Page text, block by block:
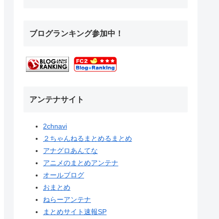
ブログランキング参加中！
アンテナサイト
2chnavi
２ちゃんねるまとめるまとめ
アナグロあんてな
アニメのまとめアンテナ
オールブログ
おまとめ
ねらーアンテナ
まとめサイト速報SP